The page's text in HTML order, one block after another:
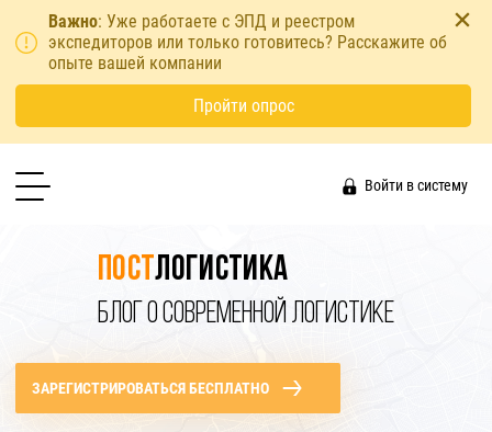
Важно: Уже работаете с ЭПД и реестром
экспедиторов или только готовитесь? Расскажите об
опыте вашей компании
Пройти опрос
Войти в систему
Постлогистика
БЛОГ О СОВРЕМЕННОЙ ЛОГИСТИКЕ
ЗАРЕГИСТРИРОВАТЬСЯ БЕСПЛАТНО